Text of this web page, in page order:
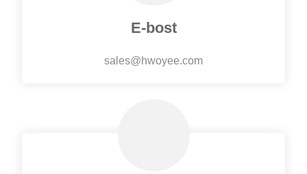
E-bost
sales@hwoyee.com